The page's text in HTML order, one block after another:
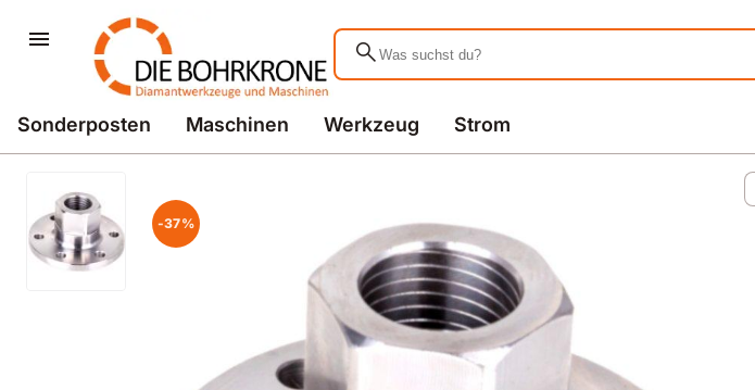
search
Sonderposten Maschinen Werkzeug Strom
-37%